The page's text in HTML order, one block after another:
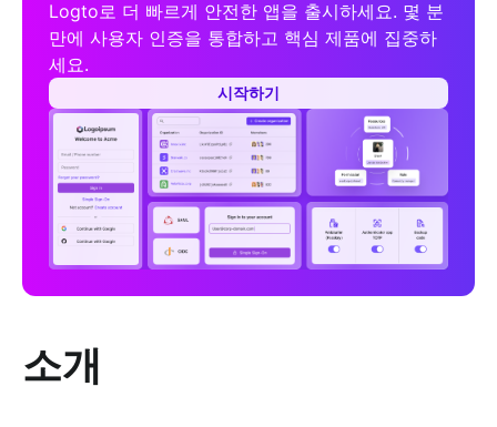
Logto로 더 빠르게 안전한 앱을 출시하세요. 몇 분
만에 사용자 인증을 통합하고 핵심 제품에 집중하
세요.
시작하기
소개